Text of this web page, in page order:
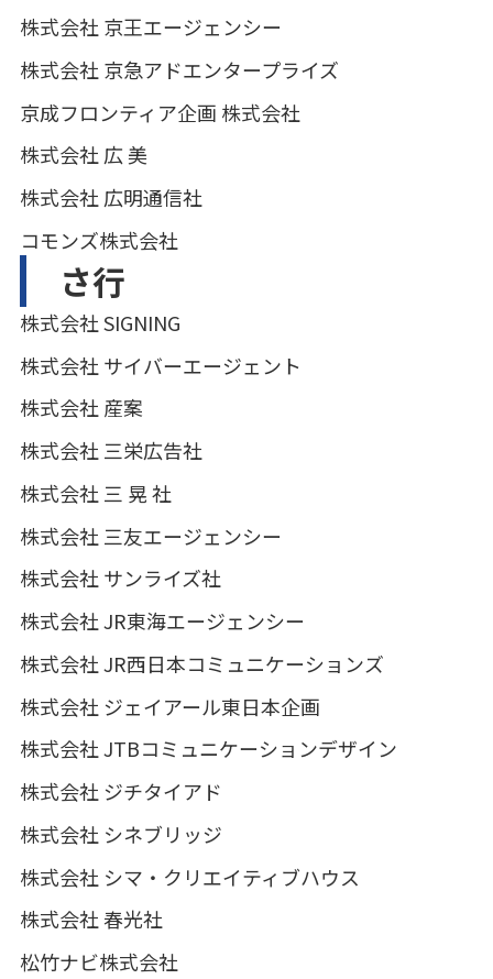
株式会社 京王エージェンシー
株式会社 京急アドエンタープライズ
京成フロンティア企画 株式会社
株式会社 広 美
株式会社 広明通信社
コモンズ株式会社
さ行
株式会社 SIGNING
株式会社 サイバーエージェント
株式会社 産案
株式会社 三栄広告社
株式会社 三 晃 社
株式会社 三友エージェンシー
株式会社 サンライズ社
株式会社 JR東海エージェンシー
株式会社 JR西日本コミュニケーションズ
株式会社 ジェイアール東日本企画
株式会社 JTBコミュニケーションデザイン
株式会社 ジチタイアド
株式会社 シネブリッジ
株式会社 シマ・クリエイティブハウス
株式会社 春光社
松竹ナビ株式会社